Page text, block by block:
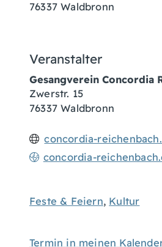
76337 Waldbronn
Veranstalter
Gesangverein Concordia
Zwerstr. 15
76337 Waldbronn
concordia-
concordia-
Feste & Feiern, Kultur
Termin in meinen